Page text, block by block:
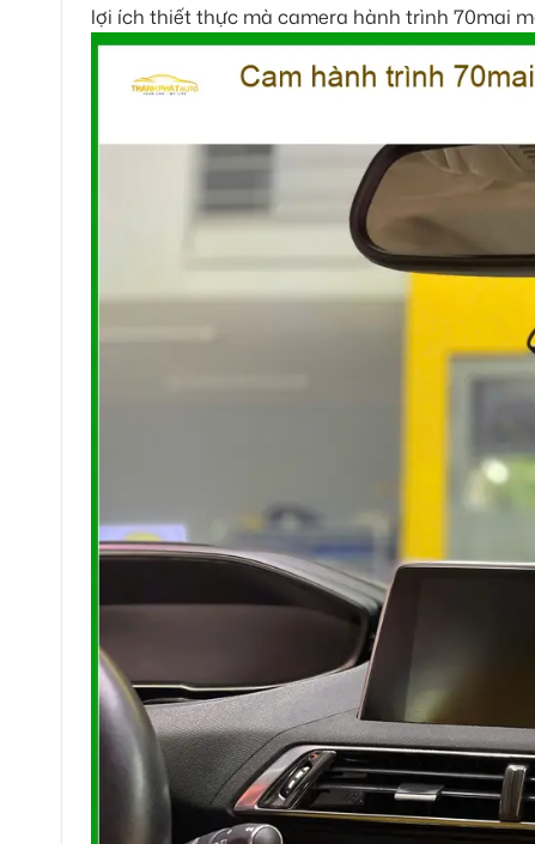
lợi ích thiết thực mà camera hành trình 70mai